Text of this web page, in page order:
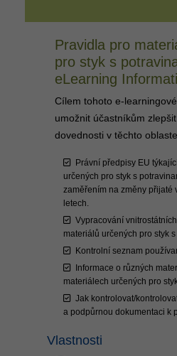
Pravidla pro
pro styk s
eLearning
Cílem tohoto e-
umožnit účastníkům
dovednosti v těchto
Právní předpisy EU
určených pro styk s
zaměřením na změny přijaté
letech.
Vypracování
materiálů určených pro styk
Kontrolní seznam
Informace o různých
materiálech určených pro
Jak kontrolovat/
a podpůrnou dokumentaci k
Vlastnosti